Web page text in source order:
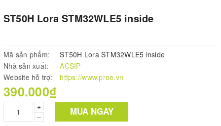
ST50H Lora STM32WLE5 inside
Mã sản phẩm:
ST50H Lora STM32WLE5 inside
Nhà sản xuất:
ACSIP
Website hỗ trợ:
https://www.proe.vn
390.000₫
+
–
MUA NGAY